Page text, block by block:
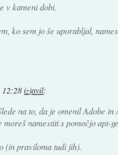
v kameni dobi.
ko sem jo še uporabljal,
12:28 izjavil:
na to, da je omenil Adobe
namestiti s pomočjo apt-
(in praviloma tudi jih).